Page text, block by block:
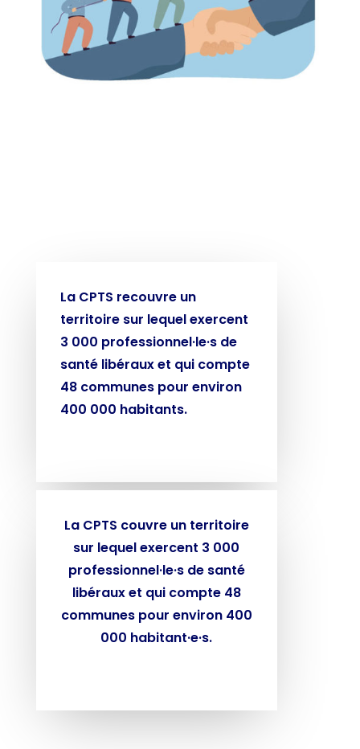
La CPTS recouvre un
territoire sur lequel exercent
3 000 professionnel·le·s de
santé libéraux et qui compte
48 communes pour environ
400 000 habitants.
La CPTS couvre un territoire
sur lequel exercent 3 000
professionnel·le·s de santé
libéraux et qui compte 48
communes pour environ 400
000 habitant·e·s.